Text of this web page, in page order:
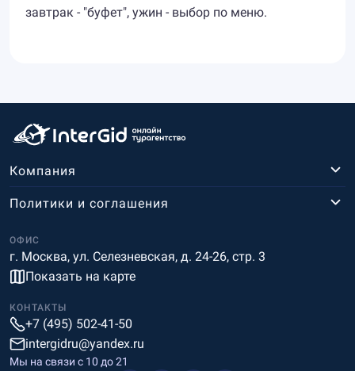
завтрак - "буфет", ужин - выбор по меню.
Компания
ОФИС
г. Москва, ул. Селезневская, д. 24-26, стр. 3
Показать на карте
Политики и соглашения
КОНТАКТЫ
+7 (495) 502-41-50
intergidru@yandex.ru
Мы на связи c 10 до 21